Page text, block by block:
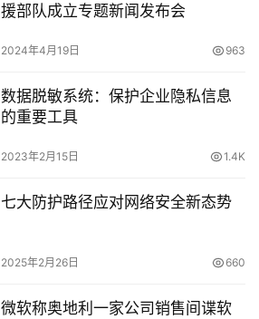
援部队成立专题新闻发布会
2024年4月19日 963
数据脱敏系统：保护企业隐私信息
的重要工具
2023年2月15日 1.4K
七大防护路径应对网络安全新态势
2025年2月26日 660
微软称奥地利一家公司销售间谍软